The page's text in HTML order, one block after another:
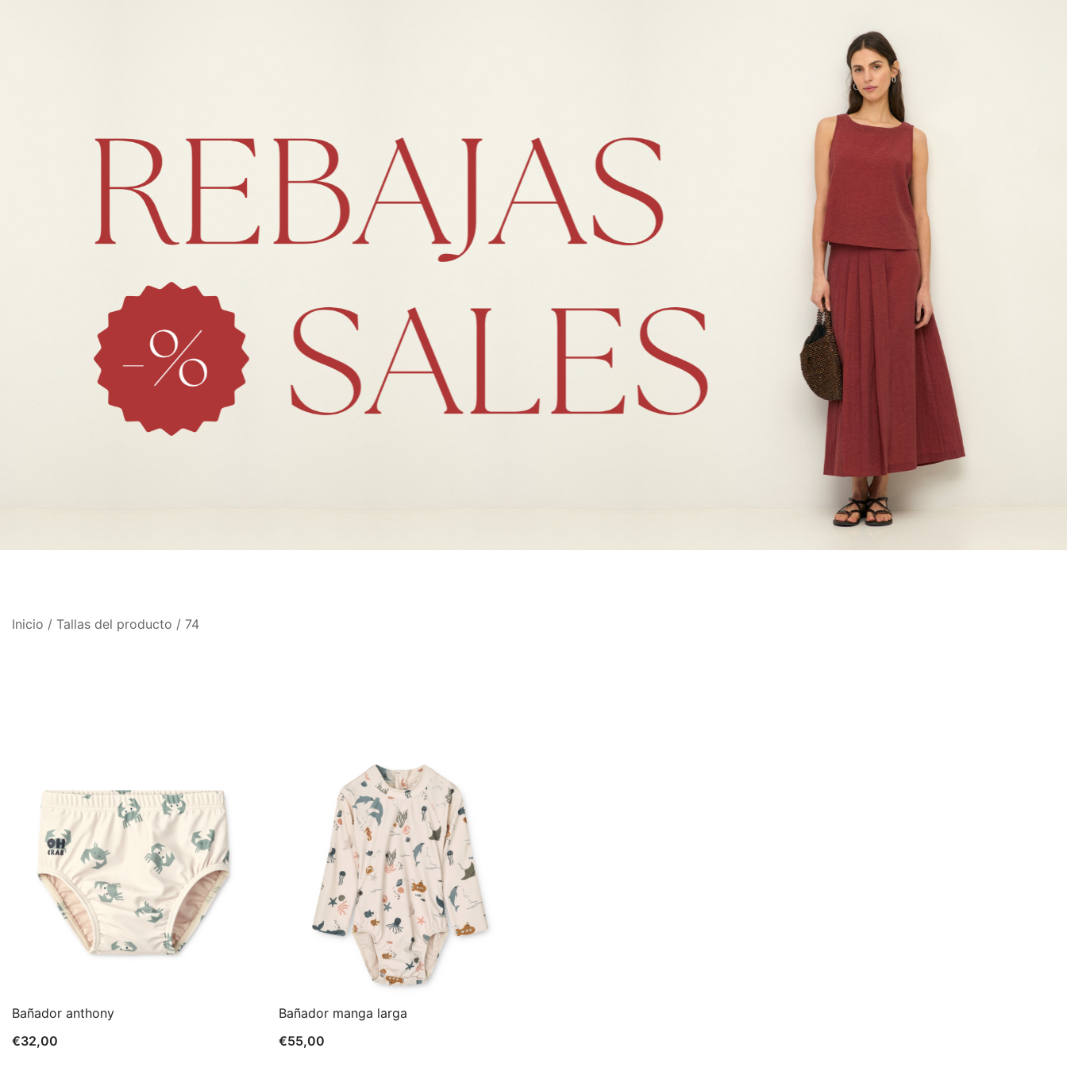
Inicio / Tallas del producto / 74
Bañador anthony
€32,00
Bañador manga larga
€55,00